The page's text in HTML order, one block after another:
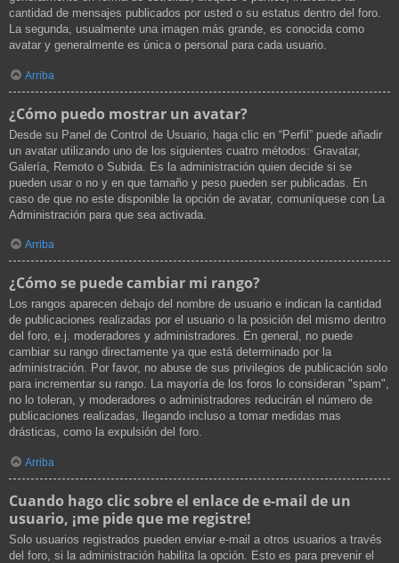
cantidad de mensajes publicados por usted o su estatus dentro del foro.
La segunda, usualmente una imagen más grande, es conocida como
avatar y generalmente es única o personal para cada usuario.
Arriba
¿Cómo puedo mostrar un avatar?
Desde su Panel de Control de Usuario, haga clic en “Perfil” puede añadir
un avatar utilizando uno de los siguientes cuatro métodos: Gravatar,
Galería, Remoto o Subida. Es la administración quien decide si se
pueden usar o no y en que tamaño y peso pueden ser publicadas. En
caso de que no este disponible la opción de avatar, comuníquese con La
Administración para que sea activada.
Arriba
¿Cómo se puede cambiar mi rango?
Los rangos aparecen debajo del nombre de usuario e indican la cantidad
de publicaciones realizadas por el usuario o la posición del mismo dentro
del foro, e.j. moderadores y administradores. En general, no puede
cambiar su rango directamente ya que está determinado por la
administración. Por favor, no abuse de sus privilegios de publicación solo
para incrementar su rango. La mayoría de los foros lo consideran "spam",
no lo toleran, y moderadores o administradores reducirán el número de
publicaciones realizadas, llegando incluso a tomar medidas mas
drásticas, como la expulsión del foro.
Arriba
Cuando hago clic sobre el enlace de e-mail de un
usuario, ¡me pide que me registre!
Solo usuarios registrados pueden enviar e-mail a otros usuarios a través
del foro, si la administración habilita la opción. Esto es para prevenir el